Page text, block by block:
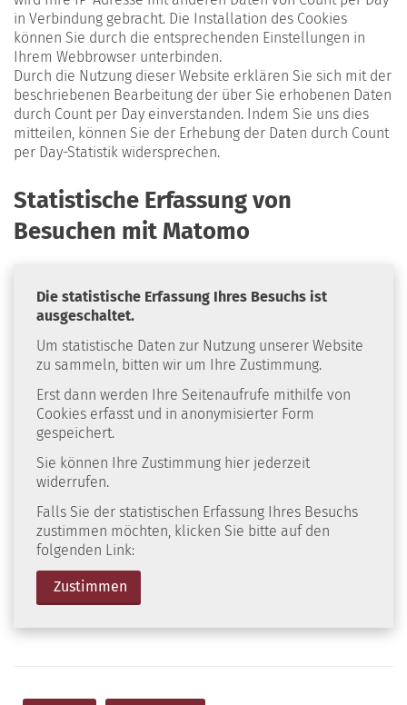
in Verbindung gebracht. Die Installation des Cookies
können Sie durch die entsprechenden Einstellungen in
Ihrem Webbrowser unterbinden.
Durch die Nutzung dieser Website erklären Sie sich mit der
beschriebenen Bearbeitung der über Sie erhobenen Daten
durch Count per Day einverstanden. Indem Sie uns dies
mitteilen, können Sie der Erhebung der Daten durch Count
per Day-Statistik widersprechen.
Statistische Erfassung von
Besuchen mit Matomo
Die statistische Erfassung Ihres Besuchs ist
ausgeschaltet.
Um statistische Daten zur Nutzung unserer Website
zu sammeln, bitten wir um Ihre Zustimmung.
Erst dann werden Ihre Seitenaufrufe mithilfe von
Cookies erfasst und in anonymisierter Form
gespeichert.
Sie können Ihre Zustimmung hier jederzeit
widerrufen.
Falls Sie der statistischen Erfassung Ihres Besuchs
zustimmen möchten, klicken Sie bitte auf den
folgenden Link:
Zustimmen